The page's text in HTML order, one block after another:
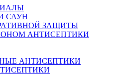
САУН
ЗАЩИТЫ
АНТИСЕПТИКИ
АНТИСЕПТИКИ